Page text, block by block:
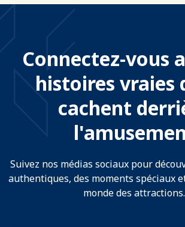
Connectez-vous
histoires vraies
cachent
Suivez nos médias sociaux pour
authentiques, des moments spéciaux
monde des attractions.